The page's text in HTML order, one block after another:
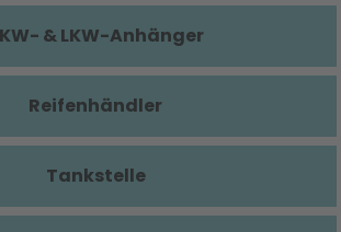
& LKW-Anhänger
Reifenhändler
Tankstelle